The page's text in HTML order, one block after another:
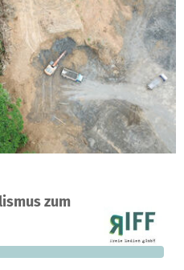
zum
7.010 €
fehlen noch